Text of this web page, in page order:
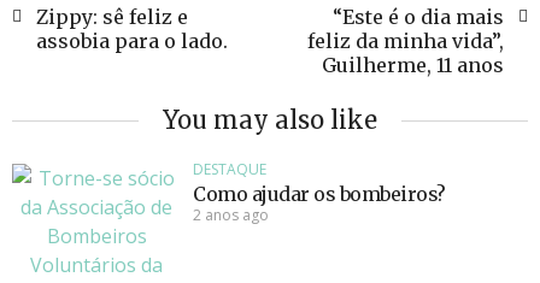
Zippy: sê feliz e
assobia para o lado.
“Este é o dia mais
feliz da minha vida”,
Guilherme, 11 anos
You may also like
DESTAQUE
Como ajudar os bombeiros?
2 anos ago